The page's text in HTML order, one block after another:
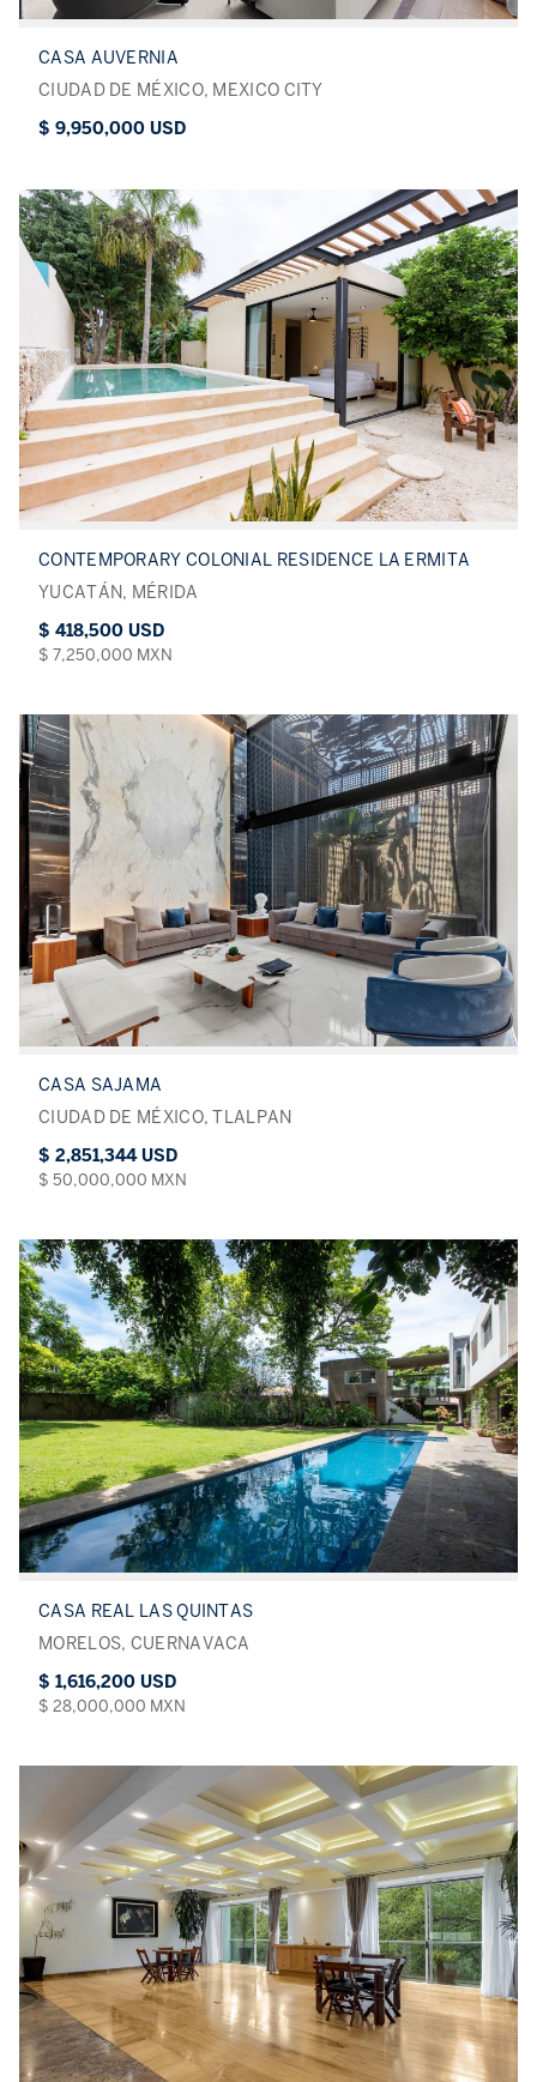
CASA AUVERNIA
CIUDAD DE MÉXICO, MEXICO CITY
$ 9,950,000 USD
CONTEMPORARY COLONIAL RESIDENCE LA ERMITA
YUCATÁN, MÉRIDA
$ 418,500 USD
$ 7,250,000 MXN
CASA SAJAMA
CIUDAD DE MÉXICO, TLALPAN
$ 2,851,344 USD
$ 50,000,000 MXN
CASA REAL LAS QUINTAS
MORELOS, CUERNAVACA
$ 1,616,200 USD
$ 28,000,000 MXN